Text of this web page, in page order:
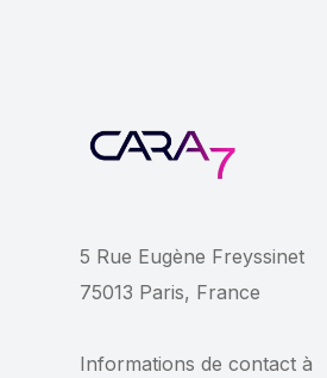
5 Rue Eugène Freyssinet
75013 Paris, France
Informations de contact à